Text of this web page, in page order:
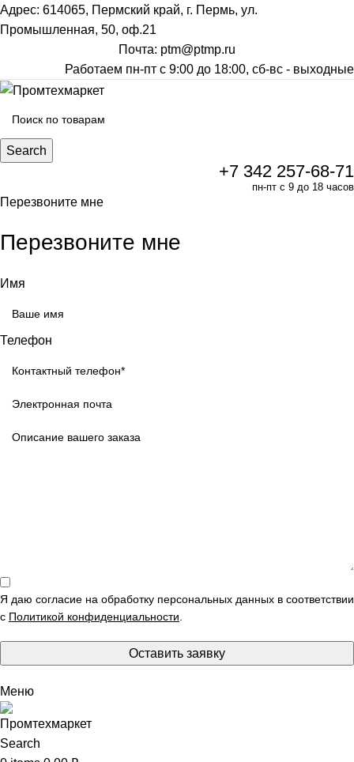
Адрес: 614065, Пермский край, г. Пермь, ул.
Промышленная, 50, оф.21
Почта: ptm@ptmp.ru
Работаем пн-пт с 9:00 до 18:00, сб-вс - выходные
Search
+7 342 257-68-71
пн-пт с 9 до 18 часов
Перезвоните мне
Перезвоните мне
Имя
Телефон
Я даю согласие на обработку персональных данных в соответствии
с Политикой конфиденциальности.
Оставить заявку
Меню
Search